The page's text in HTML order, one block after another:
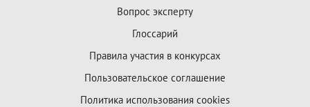
Вопрос эксперту
Глоссарий
Правила участия в конкурсах
Пользовательское соглашение
Политика использования cookies